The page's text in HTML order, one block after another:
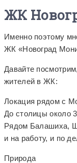
ЖК
Именно поэтому
ЖК «Новоград
Давайте
жителей в ЖК:
Локация рядом с
До столицы около
Рядом Балашиха,
и на работу, и по
Природа